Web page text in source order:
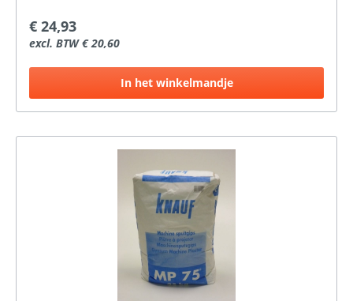
informatieKlik hier voor het veiligheidsblad
€ 24,93
excl. BTW € 20,60
In het winkelmandje